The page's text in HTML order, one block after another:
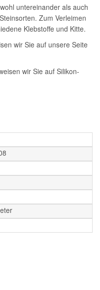
untereinander als auch
Zum Verleimen
Klebstoffe und Kitte.
wir Sie auf unsere Seite
wir Sie auf Silikon-